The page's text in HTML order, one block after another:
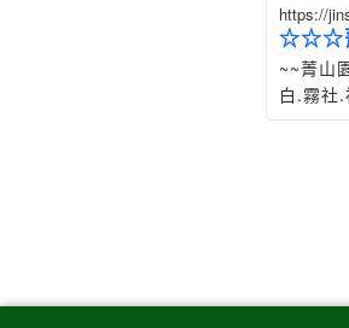
https://
☆☆☆
~~菁山
白.霧社
(有些品